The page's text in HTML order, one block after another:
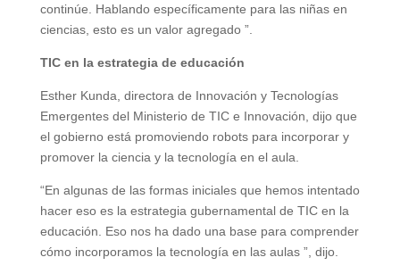
continúe. Hablando específicamente para las niñas en
ciencias, esto es un valor agregado ”.
TIC en la estrategia de educación
Esther Kunda, directora de Innovación y Tecnologías
Emergentes del Ministerio de TIC e Innovación, dijo que
el gobierno está promoviendo robots para incorporar y
promover la ciencia y la tecnología en el aula.
“En algunas de las formas iniciales que hemos intentado
hacer eso es la estrategia gubernamental de TIC en la
educación. Eso nos ha dado una base para comprender
cómo incorporamos la tecnología en las aulas ”, dijo.